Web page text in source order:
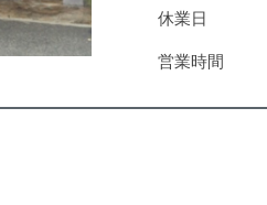
休業日
営業時間